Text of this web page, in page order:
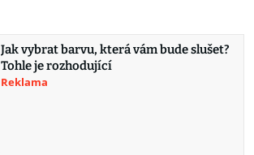
Jak vybrat barvu, která vám bude slušet?
Tohle je rozhodující
Reklama